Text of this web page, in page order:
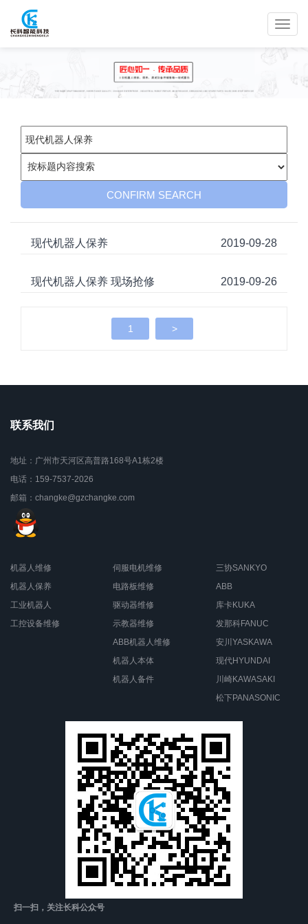
现代机器人保养 2019-09-28
现代机器人保养 现场抢修 2019-09-26
1 >
联系我们
地址：广州市天河区高普路168号A1栋2楼
电话：159-7537-2026
邮箱：changke@gzchangke.com
机器人维修
机器人保养
工业机器人
工控设备维修
伺服电机维修
电路板维修
驱动器维修
示教器维修
ABB机器人维修
机器人本体
机器人备件
三协SANKYO
ABB
库卡KUKA
发那科FANUC
安川YASKAWA
现代HYUNDAI
川崎KAWASAKI
松下PANASONIC
扫一扫，关注长科公众号